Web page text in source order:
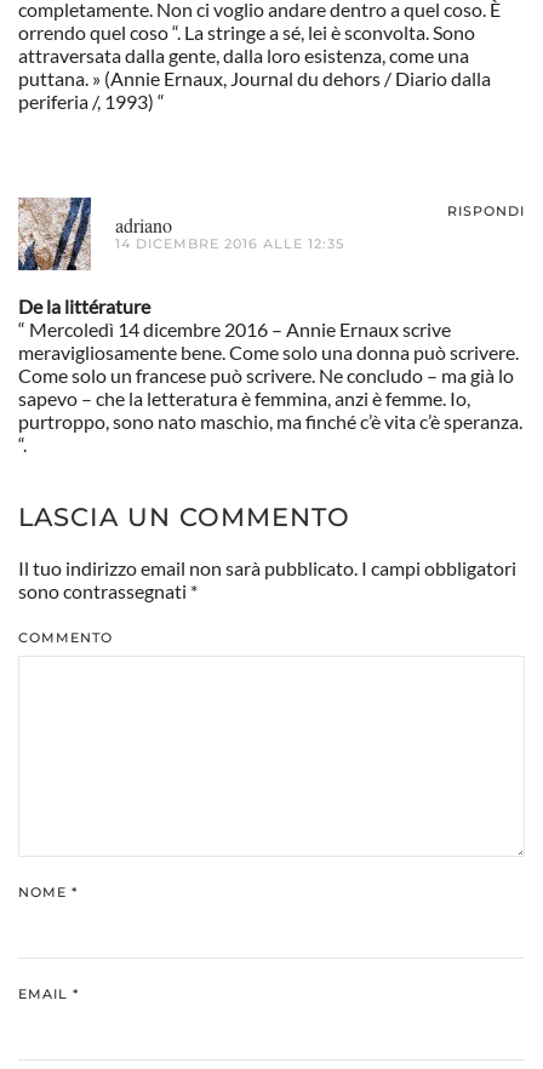
completamente. Non ci voglio andare dentro a quel coso. È
orrendo quel coso “. La stringe a sé, lei è sconvolta. Sono
attraversata dalla gente, dalla loro esistenza, come una
puttana. » (Annie Ernaux, Journal du dehors / Diario dalla
periferia /, 1993) “
adriano
14 DICEMBRE 2016 ALLE 12:35
RISPONDI
De la littérature
“ Mercoledì 14 dicembre 2016 – Annie Ernaux scrive
meravigliosamente bene. Come solo una donna può scrivere.
Come solo un francese può scrivere. Ne concludo – ma già lo
sapevo – che la letteratura è femmina, anzi è femme. Io,
purtroppo, sono nato maschio, ma finché c’è vita c’è speranza.
“.
LASCIA UN COMMENTO
Il tuo indirizzo email non sarà pubblicato. I campi obbligatori
sono contrassegnati *
COMMENTO
NOME *
EMAIL *